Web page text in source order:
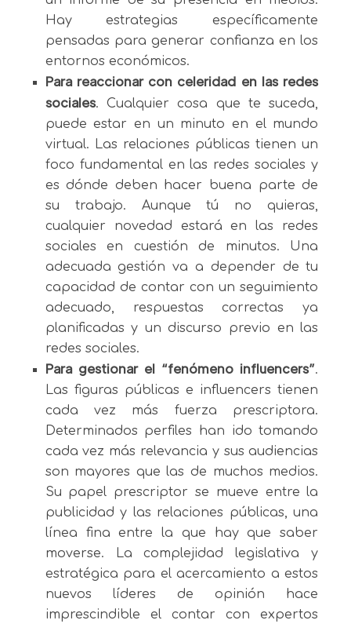
Hay estrategias específicamente
pensadas para generar confianza en los
entornos económicos.
Para reaccionar con celeridad en las redes
sociales. Cualquier cosa que te suceda,
puede estar en un minuto en el mundo
virtual. Las relaciones públicas tienen un
foco fundamental en las redes sociales y
es dónde deben hacer buena parte de
su trabajo. Aunque tú no quieras,
cualquier novedad estará en las redes
sociales en cuestión de minutos. Una
adecuada gestión va a depender de tu
capacidad de contar con un seguimiento
adecuado, respuestas correctas ya
planificadas y un discurso previo en las
redes sociales.
Para gestionar el “fenómeno influencers”.
Las figuras públicas e influencers tienen
cada vez más fuerza prescriptora.
Determinados perfiles han ido tomando
cada vez más relevancia y sus audiencias
son mayores que las de muchos medios.
Su papel prescriptor se mueve entre la
publicidad y las relaciones públicas, una
línea fina entre la que hay que saber
moverse. La complejidad legislativa y
estratégica para el acercamiento a estos
nuevos líderes de opinión hace
imprescindible el contar con expertos